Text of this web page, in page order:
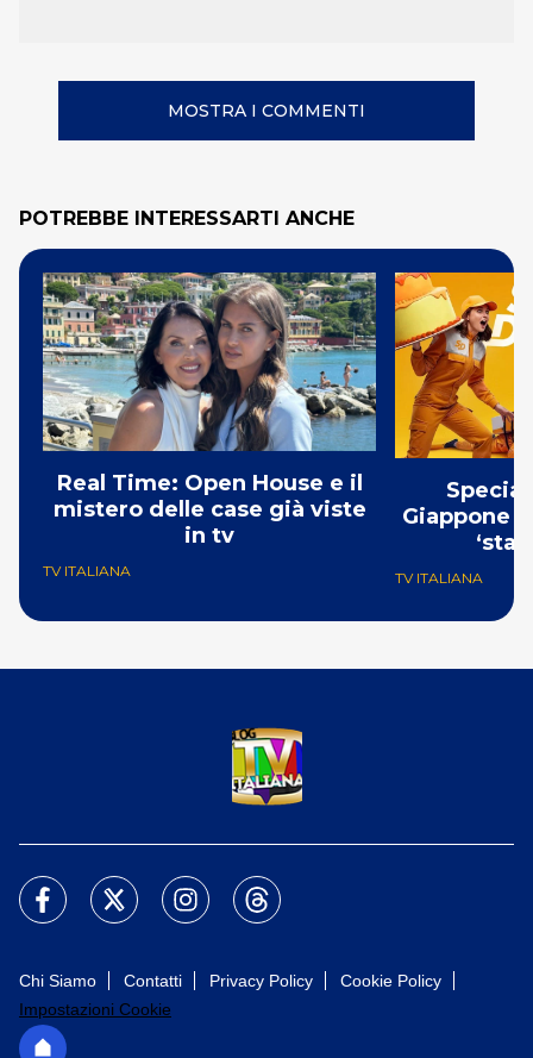
MOSTRA I COMMENTI
POTREBBE INTERESSARTI ANCHE
Real Time: Open House e il
mistero delle case già viste
in tv
TV ITALIANA
Giappone
TV ITALIANA
Chi Siamo Contatti Privacy Policy
Cookie Policy
Impostazioni Cookie